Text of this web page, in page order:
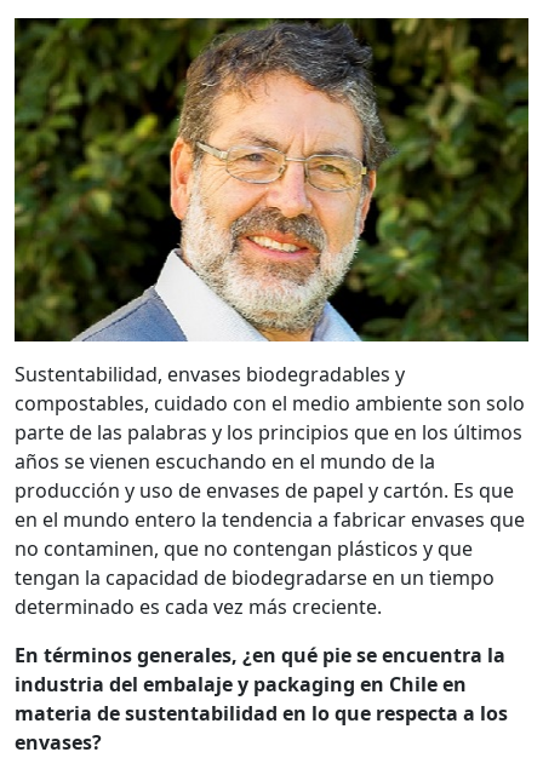
Sustentabilidad, envases biodegradables y
compostables, cuidado con el medio ambiente son solo
parte de las palabras y los principios que en los últimos
años se vienen escuchando en el mundo de la
producción y uso de envases de papel y cartón. Es que
en el mundo entero la tendencia a fabricar envases que
no contaminen, que no contengan plásticos y que
tengan la capacidad de biodegradarse en un tiempo
determinado es cada vez más creciente.
En términos generales, ¿en qué pie se encuentra la
industria del embalaje y packaging en Chile en
materia de sustentabilidad en lo que respecta a los
envases?